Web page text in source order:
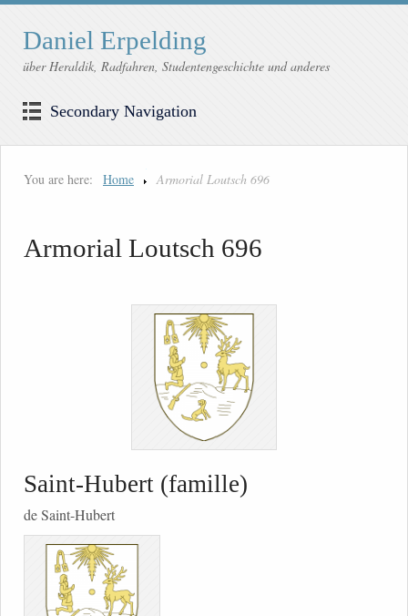
Daniel Erpelding
über Heraldik, Radfahren, Studentengeschichte und anderes
Secondary Navigation
You are here: Home Armorial Loutsch 696
Armorial Loutsch 696
Saint-Hubert (famille)
de Saint-Hubert